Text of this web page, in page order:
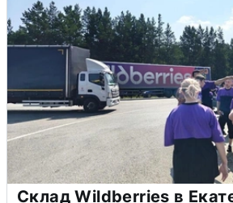
Склад Wildberries в